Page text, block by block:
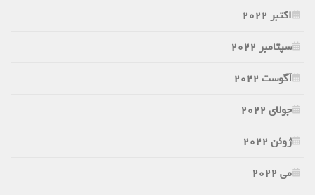
اکتبر 2022
سپتامبر 2022
آگوست 2022
جولای 2022
ژوئن 2022
می 2022